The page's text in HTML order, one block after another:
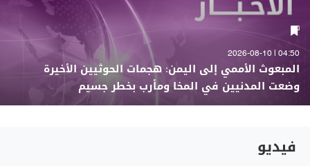
04:50 | 2026-08-10
المبعوث الأممي إلى اليمن: هجمات الحوثيين الأخيرة
وضعت المدنيين في المخا ومأرب بخطر جسيم
فيديو